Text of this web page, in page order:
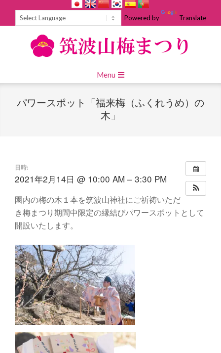
Powered by Translate
Navigation
Menu
パワースポット「福来梅（ふくれうめ）の
木」
日時:
2021年2月14日 @ 10:00 AM – 3:30 PM
園内の梅の木１本を筑波山神社にご祈祷いただ
き梅まつり期間中限定の縁結びパワースポットとして
開設いたします。